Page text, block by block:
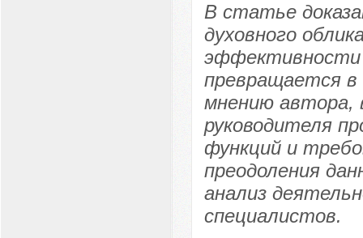
В статье
духовного
эффективности
превращается в
мнению автора,
руководителя
функций и
преодоления
анализ
специалистов.